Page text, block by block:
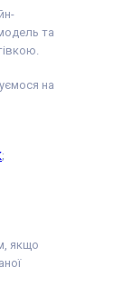
та
на
;
якщо